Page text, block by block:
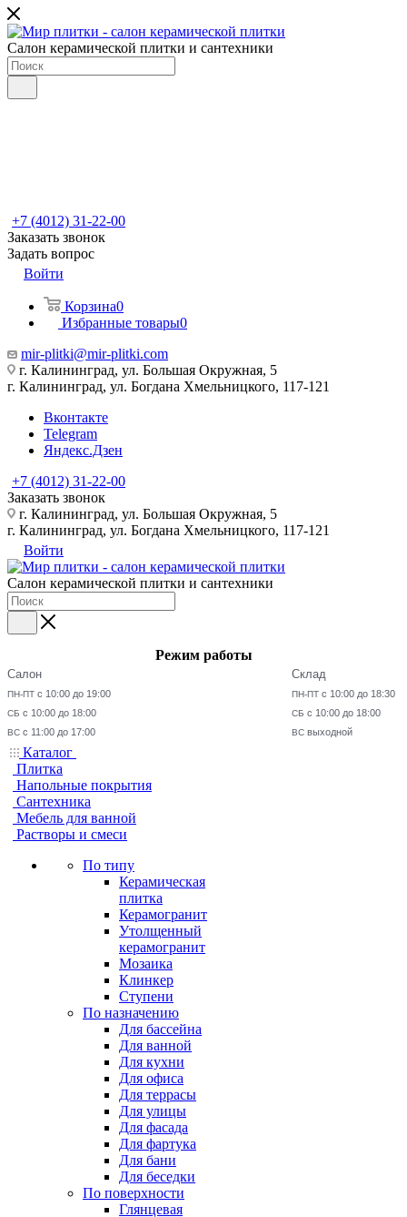
Салон керамической плитки и сантехники
+7 (4012) 31-22-00
Заказать звонок
Задать вопрос
Войти
Корзина0
Избранные товары0
mir-plitki@mir-plitki.com
г. Калининград, ул. Большая Окружная, 5
г. Калининград, ул. Богдана Хмельницкого, 117-121
Вконтакте
Telegram
Яндекс.Дзен
+7 (4012) 31-22-00
Заказать звонок
г. Калининград, ул. Большая Окружная, 5
г. Калининград, ул. Богдана Хмельницкого, 117-121
Войти
Салон керамической плитки и сантехники
Режим работы
Салон
ПН-ПТ с 10:00 до 19:00
СБ с 10:00 до 18:00
ВС с 11:00 до 17:00
Склад
ПН-ПТ с 10:00 до 18:30
СБ с 10:00 до 18:00
ВС выходной
Каталог
Плитка
Напольные покрытия
Сантехника
Мебель для ванной
Растворы и смеси
По типу
Керамическая
плитка
Керамогранит
Утолщенный
керамогранит
Мозаика
Клинкер
Ступени
По назначению
Для бассейна
Для ванной
Для кухни
Для офиса
Для террасы
Для улицы
Для фасада
Для фартука
Для бани
Для беседки
По поверхности
Глянцевая